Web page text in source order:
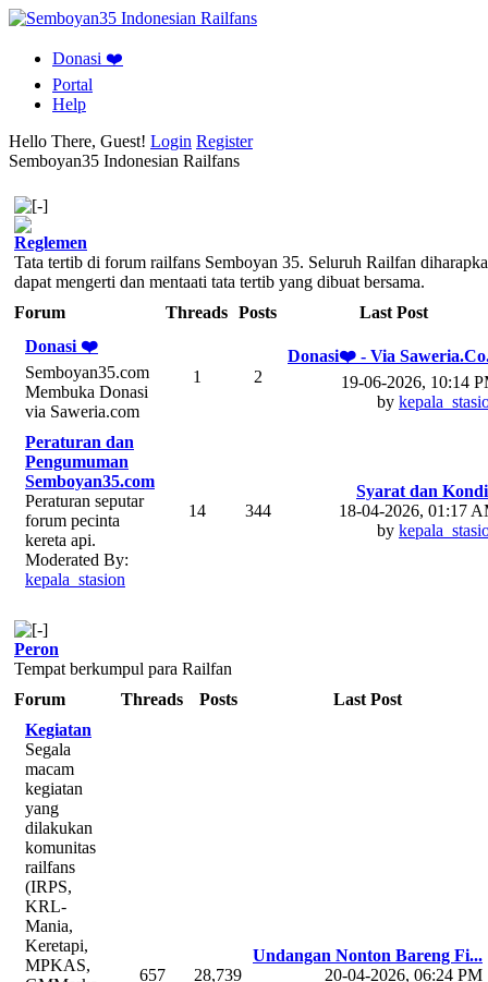
Donasi ❤️
Portal
Help
Hello There, Guest! Login Register
Semboyan35 Indonesian Railfans
Reglemen
Tata tertib di forum railfans Semboyan 35. Seluruh Railfan
dapat mengerti dan mentaati tata tertib yang dibuat bersama.
Forum
Threads Posts
Last Post
Donasi ❤️
Semboyan35.com
Membuka Donasi
via Saweria.com
1 2
Donasi❤️ - Via
19-06-2026, 10:14
by
Peraturan dan
Pengumuman
Semboyan35.com
Peraturan seputar
forum pecinta
kereta api.
Moderated By:
kepala_stasion
14 344
Syarat dan
18-04-2026, 01:17
by
Peron
Tempat berkumpul para Railfan
Forum
Threads Posts
Last Post
Kegiatan
Segala
macam
kegiatan
yang
dilakukan
komunitas
railfans
(IRPS,
KRL-
Mania,
Keretapi,
MPKAS,
657 28,739
Undangan Nonton Bareng Fi...
20-04-2026, 06:24 PM